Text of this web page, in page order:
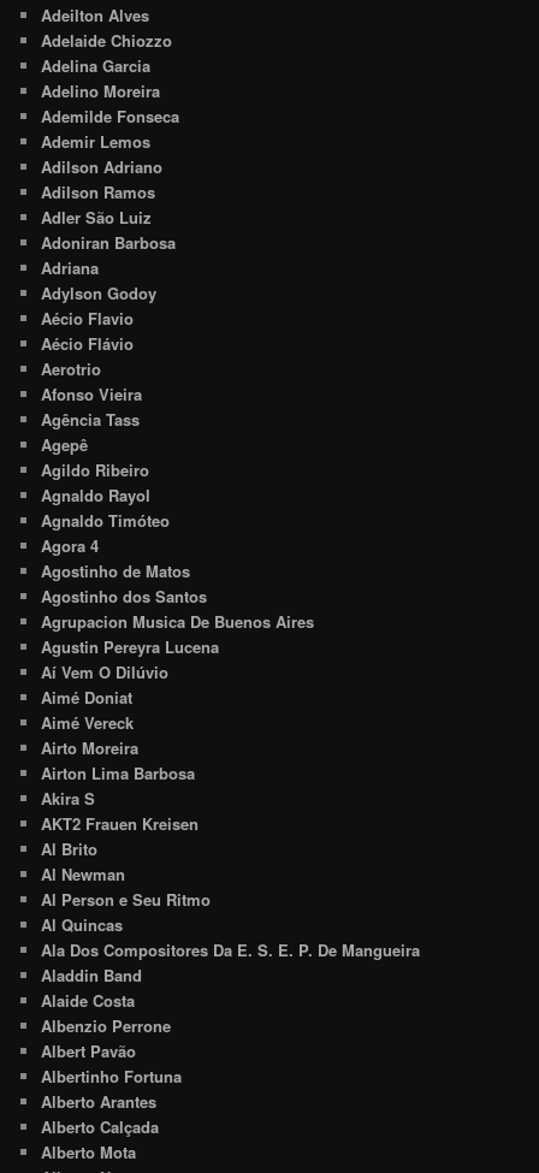
Adeilton Alves
Adelaide Chiozzo
Adelina Garcia
Adelino Moreira
Ademilde Fonseca
Ademir Lemos
Adilson Adriano
Adilson Ramos
Adler São Luiz
Adoniran Barbosa
Adriana
Adylson Godoy
Aécio Flavio
Aécio Flávio
Aerotrio
Afonso Vieira
Agência Tass
Agepê
Agildo Ribeiro
Agnaldo Rayol
Agnaldo Timóteo
Agora 4
Agostinho de Matos
Agostinho dos Santos
Agrupacion Musica De Buenos Aires
Agustin Pereyra Lucena
Aí Vem O Dilúvio
Aimé Doniat
Aimé Vereck
Airto Moreira
Airton Lima Barbosa
Akira S
AKT2 Frauen Kreisen
Al Brito
Al Newman
Al Person e Seu Ritmo
Al Quincas
Ala Dos Compositores Da E. S. E. P. De Mangueira
Aladdin Band
Alaide Costa
Albenzio Perrone
Albert Pavão
Albertinho Fortuna
Alberto Arantes
Alberto Calçada
Alberto Mota